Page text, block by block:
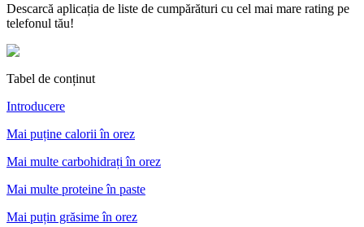
Descarcă aplicația de liste de cumpărături cu cel mai mare rating pe
telefonul tău!
Tabel de conținut
Introducere
Mai puține calorii în orez
Mai multe carbohidrați în orez
Mai multe proteine în paste
Mai puțin grăsime în orez